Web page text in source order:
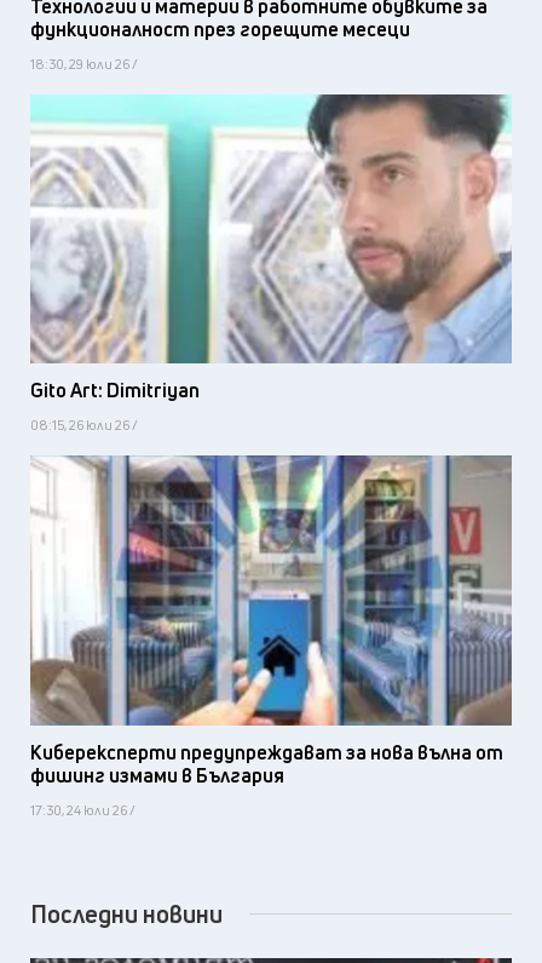
Технологии и материи в работните обувките за
функционалност през горещите месеци
18:30, 29 юли 26 /
Gito Art: Dimitriyan
08:15, 26 юли 26 /
Киберексперти предупреждават за нова вълна от
фишинг измами в България
17:30, 24 юли 26 /
Последни новини